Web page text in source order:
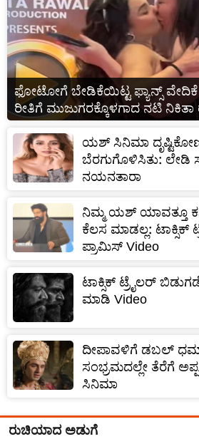
ಫೋಟೋಗೆ ಬೇಡಿಕೆಯಿಟ್ಟ ಫ್ಯಾನ್ಸ್‌
ರೀತಿಗೆ ಮುಜುಗರಕ್ಕೊಳಗಾದ ನಟಿ
ಯಶ್‌ ಸಿನಿಮಾ ದೃಷ್ಟಿಕೋಣ
ಬೆರಗುಗೊಳಿಸಿತು: ಲೇಡಿ
ನಯನತಾರಾ
ನಿಮ್ಮ ಯಶ್ ಯಾವತ್ತೂ
ಕೆಲಸ ಮಾಡಲ್ಲ:
ಪ್ರಾಮಿಸ್ Video
ಟಾಕ್ಸಿಕ್ ಟ್ರೈಲರ್
ಮಾಡಿ Video
ದೀಪಾವಳಿಗೆ ಡಬಲ್‌
ಸಂಭ್ರಮದಲ್ಲೇ ತೆರೆಗೆ
ಸಿನಿಮಾ
ರುಚಿಯಾದ ಅಡುಗೆ